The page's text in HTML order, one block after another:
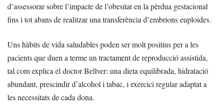
d’assessorar sobre l’impacte de l’obesitat en la pèrdua gestacional
fins i tot abans de realitzar una transferència d’embrions euploides.
Uns hàbits de vida saludables poden ser molt positius per a les
pacients que duen a terme un tractament de reproducció assistida,
tal com explica el doctor Bellver: una dieta equilibrada, hidratació
abundant, prescindir d’alcohol i tabac, i exercici regular adaptat a
les necessitats de cada dona.